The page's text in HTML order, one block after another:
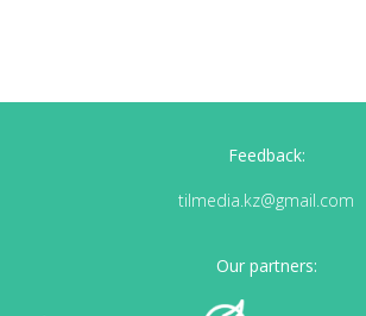
Feedback:
tilmedia.kz@gmail.com
Our partners: